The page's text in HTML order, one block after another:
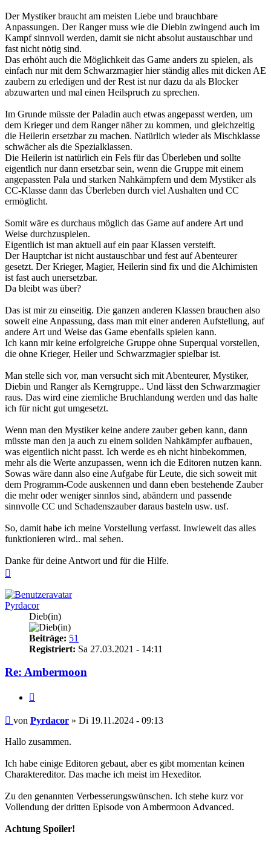
Der Mystiker braucht am meisten Liebe und brauchbare
Anpassungen. Der Ranger muss wie die Diebin zwingend auch im
Kampf sinnvoll werden, damit sie nicht absolut austauschbar und
fast nicht nötig sind.
Das erhöht auch die Möglichkeit das Game anders zu spielen, als
einfach nur mit dem Schwarzmagier hier ständig alles mit dicken AE
zaubern zu erledigen und der Rest ist nur dazu da als Blocker
abzuwarten und mal einen Heilspruch zu sprechen.
Im Grunde müsste der Paladin auch etwas angepasst werden, um
dem Krieger und dem Ranger näher zu kommen, und gleichzeitig
die Heilerin ersetzbar zu machen. Natürlich wieder als Mischklasse
schwächer als die Spezialklassen.
Die Heilerin ist natürlich ein Fels für das Überleben und sollte
eigentlich nur dann ersetzbar sein, wenn die Gruppe mit einem
angepassten Pala und starken Nahkämpfern und dem Mystiker als
CC-Klasse dann das Überleben durch viel Aushalten und CC
ermöglicht.
Somit wäre es durchaus möglich das Game auf andere Art und
Weise durchzuspielen.
Eigentlich ist man aktuell auf ein paar Klassen versteift.
Der Hauptchar ist nicht austauschbar und fest auf Abenteurer
gesetzt. Der Krieger, Magier, Heilerin sind fix und die Alchimisten
ist fast auch unersetzbar.
Da bleibt was über?
Das ist mir zu einseitig. Die ganzen anderen Klassen brauchen also
soweit eine Anpassung, dass man mit einer anderen Aufstellung, auf
andere Art und Weise das Game ebenfalls spielen kann.
Ich kann mir keine erfolgreiche Gruppe ohne Superqual vorstellen,
die ohne Krieger, Heiler und Schwarzmagier spielbar ist.
Man stelle sich vor, man versucht sich mit Abenteurer, Mystiker,
Diebin und Ranger als Kerngruppe.. Und lässt den Schwarzmagier
raus. Das wird eine ziemliche Bruchlandung werden und das halte
ich für nicht gut umgesetzt.
Wenn man den Mystiker keine andere zauber geben kann, dann
müsste man den ja auch zu einem soliden Nahkämpfer aufbauen,
was eigentlich nicht passt. Ich werde es eh nicht hinbekommen,
mehr als die Werte anzupassen, wenn ich die Editoren nutzen kann.
Sowas wäre dann also eine Aufgabe für Leute, die sich soweit mit
dem Programm-Code auskennen und dann eben bestehende Zauber
die mehr oder weniger sinnlos sind, abändern und passende
sinnvolle CC und Schadenszauber daraus basteln usw. usf.
So, damit habe ich meine Vorstellung verfasst. Inwieweit das alles
funktionieren wird.. mal sehen.
Danke für deine Antwort und für die Hilfe.
Pyrdacor
Dieb(in)
Beiträge: 51
Registriert: Sa 27.03.2021 - 14:11
Re: Ambermoon
Beitrag
von Pyrdacor » Di 19.11.2024 - 09:13
Hallo zusammen.
Ich habe einige Editoren gebaut, aber es gibt momentan keinen
Charaktereditor. Das mache ich meist im Hexeditor.
Zu den genannten Verbesserungswünschen. Ich stehe kurz vor
Vollendung der dritten Episode von Ambermoon Advanced.
Achtung Spoiler!